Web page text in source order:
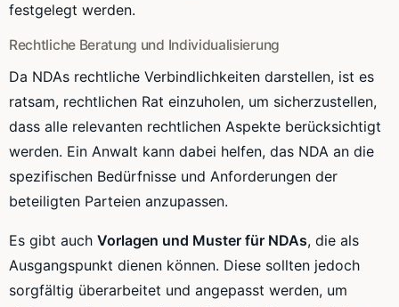
festgelegt werden.
Rechtliche Beratung und Individualisierung
Da NDAs rechtliche Verbindlichkeiten darstellen, ist es
ratsam, rechtlichen Rat einzuholen, um sicherzustellen,
dass alle relevanten rechtlichen Aspekte berücksichtigt
werden. Ein Anwalt kann dabei helfen, das NDA an die
spezifischen Bedürfnisse und Anforderungen der
beteiligten Parteien anzupassen.
Es gibt auch Vorlagen und Muster für NDAs, die als
Ausgangspunkt dienen können. Diese sollten jedoch
sorgfältig überarbeitet und angepasst werden, um